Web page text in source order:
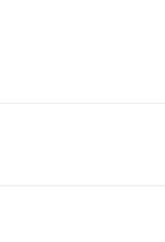
و لنگرها قطعات مهم دستگاه
خوب دستگاه بوده توری آسیاب نیز در